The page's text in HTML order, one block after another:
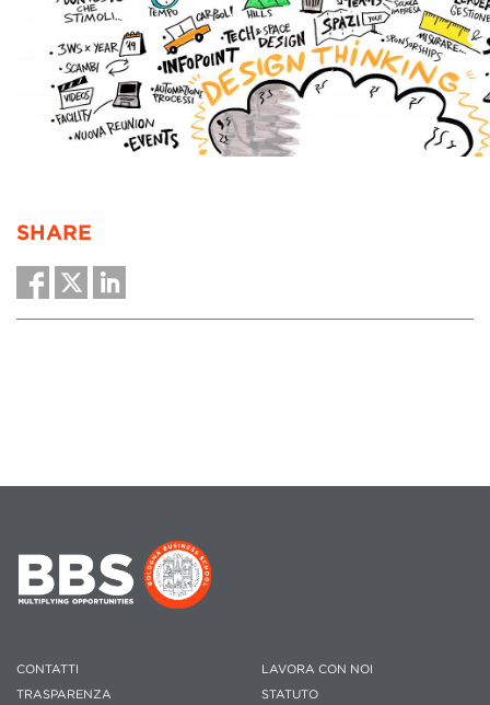
SHARE
CONTATTI
TRASPARENZA
LAVORA CON NOI
STATUTO